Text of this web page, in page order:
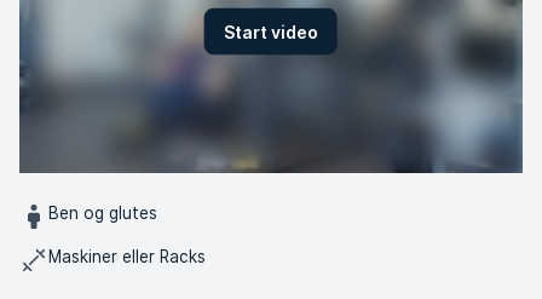
Start video
Ben og glutes
Maskiner eller Racks